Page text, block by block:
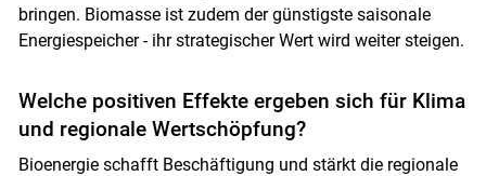
bringen. Biomasse ist zudem der günstigste saisonale
Energiespeicher - ihr strategischer Wert wird weiter steigen.
Welche positiven Effekte ergeben sich für Klima
und regionale Wertschöpfung?
Bioenergie schafft Beschäftigung und stärkt die regionale